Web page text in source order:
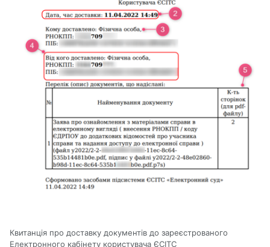
Квитанція про доставку документів до зареєстрованого
Електронного кабінету користувача ЄСІТС